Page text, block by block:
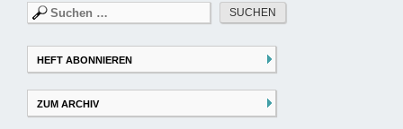
Suchen
nach:
HEFT ABONNIEREN
ZUM ARCHIV